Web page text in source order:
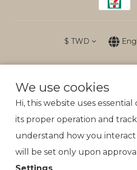
We use cookies
Hi, this website uses
its proper operation and
understand how you
will be set only upon
$ TWD
© 2026 SPEEDY TACTICAL